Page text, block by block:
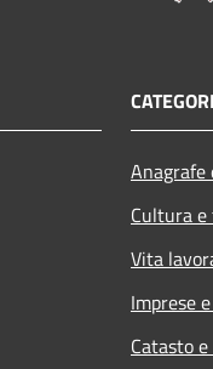
Cultura
Vita
Imprese
Catasto